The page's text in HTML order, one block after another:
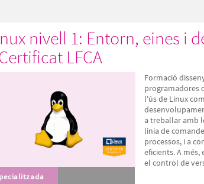
nivell 1: Entorn, eines i
LFCA
Formació
programadores
l'ús de Linux
a treballar amb
línia de
processos, i a
eficients. A més,
el control de